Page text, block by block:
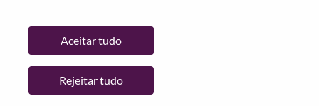
Aceitar tudo
Rejeitar tudo
Continuar